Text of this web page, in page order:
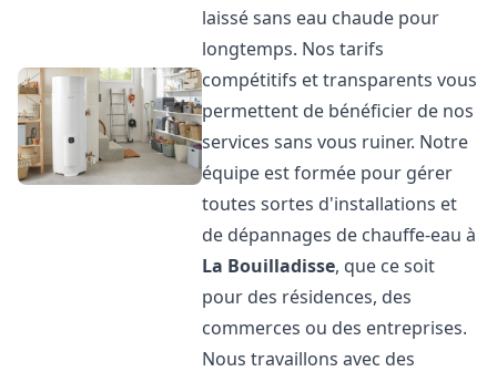
laissé sans eau chaude pour
longtemps. Nos tarifs
compétitifs et transparents vous
permettent de bénéficier de nos
services sans vous ruiner. Notre
équipe est formée pour gérer
toutes sortes d'installations et
de dépannages de chauffe-eau à
La Bouilladisse, que ce soit
pour des résidences, des
commerces ou des entreprises.
Nous travaillons avec des